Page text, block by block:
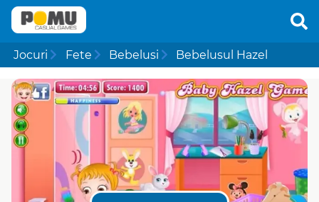
Jocuri Fete Bebelusi Bebelusul Hazel